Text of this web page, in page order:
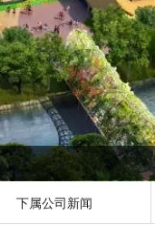
下属公司新闻